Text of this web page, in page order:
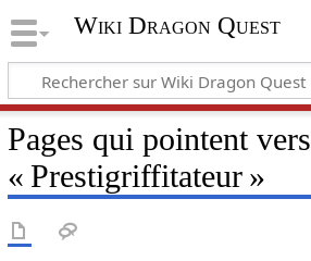
Wiki Dragon Quest
Pages qui pointent vers
« Prestigriffitateur »